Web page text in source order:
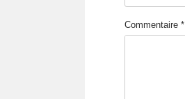
Commentaire *